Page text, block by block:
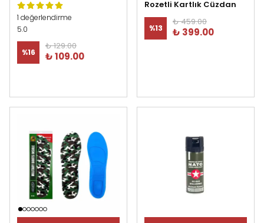
1 değerlendirme
5.0
%16
₺ 129.00
₺ 109.00
Rozetli Kartlık Cüzdan
%13
₺ 459.00
₺ 399.00